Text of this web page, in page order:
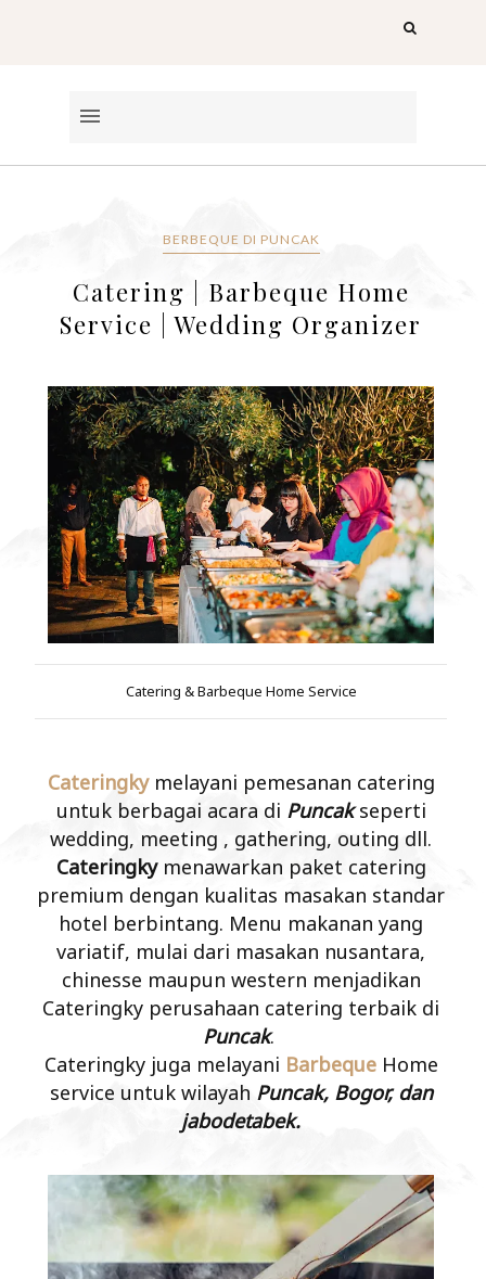
BERBEQUE DI PUNCAK
Catering | Barbeque Home
Service | Wedding Organizer
Catering & Barbeque Home Service
Cateringky melayani pemesanan catering
untuk berbagai acara di Puncakseperti
wedding, meeting , gathering, outing dll.
Cateringkymenawarkan paket catering
premium dengan kualitas masakan standar
hotel berbintang. Menu makanan yang
variatif, mulai dari masakan nusantara,
chinesse maupun western menjadikan
Cateringky perusahaan catering terbaik di
Puncak.
Cateringky juga melayani BarbequeHome
service untuk wilayah Puncak, Bogor, dan
jabodetabek.